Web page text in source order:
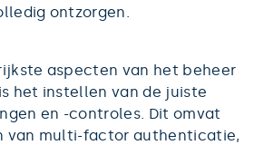
ontzorgen.
aspecten van het beheer
het instellen van de juiste
en -controles. Dit omvat
van multi-factor authenticatie,